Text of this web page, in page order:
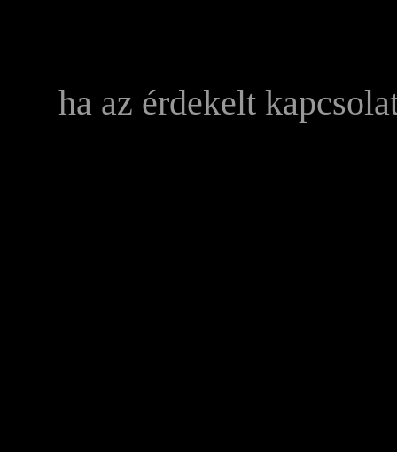
ha az érdekelt